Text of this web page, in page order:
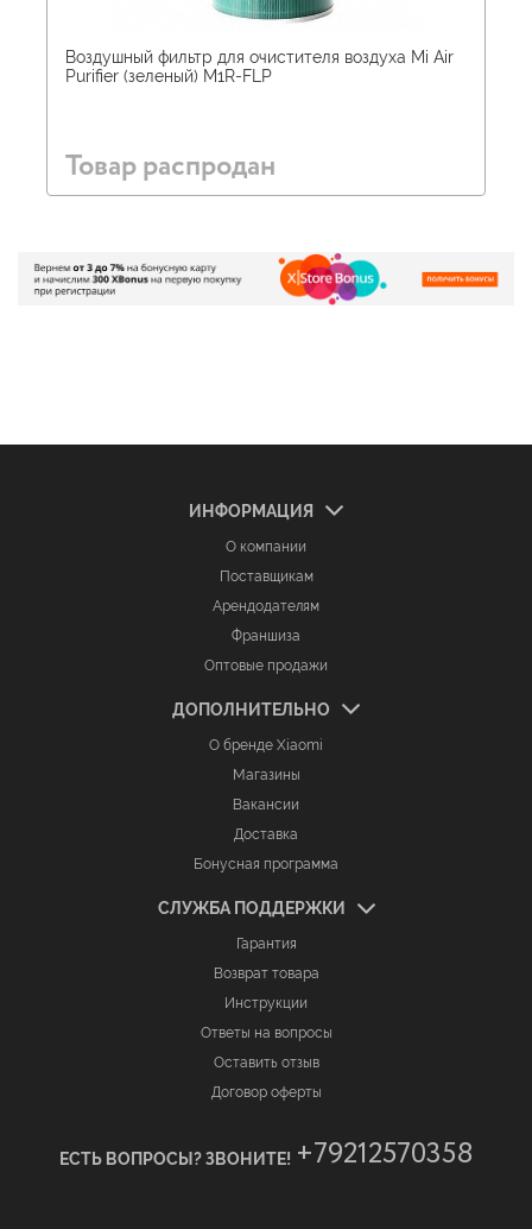
Воздушный фильтр для очистителя воздуха Mi Air
Purifier (зеленый) M1R-FLP
Товар распродан
ИНФОРМАЦИЯ
О компании
Поставщикам
Арендодателям
Франшиза
Оптовые продажи
ДОПОЛНИТЕЛЬНО
О бренде Xiaomi
Магазины
Вакансии
Доставка
Бонусная программа
СЛУЖБА ПОДДЕРЖКИ
Гарантия
Возврат товара
Инструкции
Ответы на вопросы
Оставить отзыв
Договор оферты
ЕСТЬ ВОПРОСЫ? ЗВОНИТЕ! +79212570358